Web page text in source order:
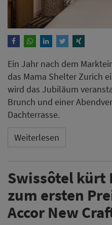
Ein Jahr nach dem
das Mama Shelter Zurich
wird das Jubiläum
Brunch und einer
Dachterrasse.
Weiterlesen
Swissôtel kürt
zum ersten
Accor New